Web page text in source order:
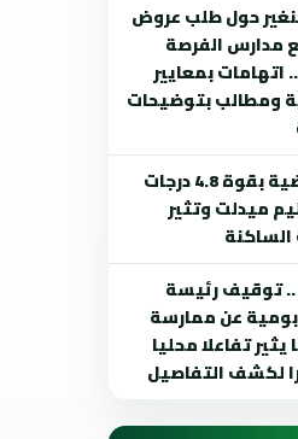
حول طلب عروض
مدارس الفرصة
اتهامات بمعايير
ومطالب بتوضيحات
هزة أرضية بقوة 4.8 درجات
ميدلت وتثير
توقيف رئيسة
عن ممارسة
تفاعلا محليا
لكشف التفاصيل